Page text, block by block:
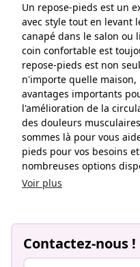
Un repose-pieds est un
avec style tout en levant
canapé dans le salon ou
coin confortable est
repose-pieds est non
n'importe quelle
avantages importants
l'amélioration de la
des douleurs
sommes là pour vous
pieds pour vos besoins
nombreuses options
Voir plus
Contactez-nous !